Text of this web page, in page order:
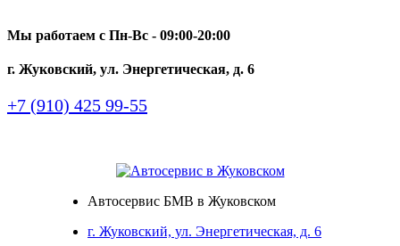
Мы работаем с Пн-Вc - 09:00-20:00
г. Жуковский, ул. Энергетическая, д. 6
+7 (910) 425 99-55
Автосервис БМВ в Жуковском
г. Жуковский, ул. Энергетическая, д. 6